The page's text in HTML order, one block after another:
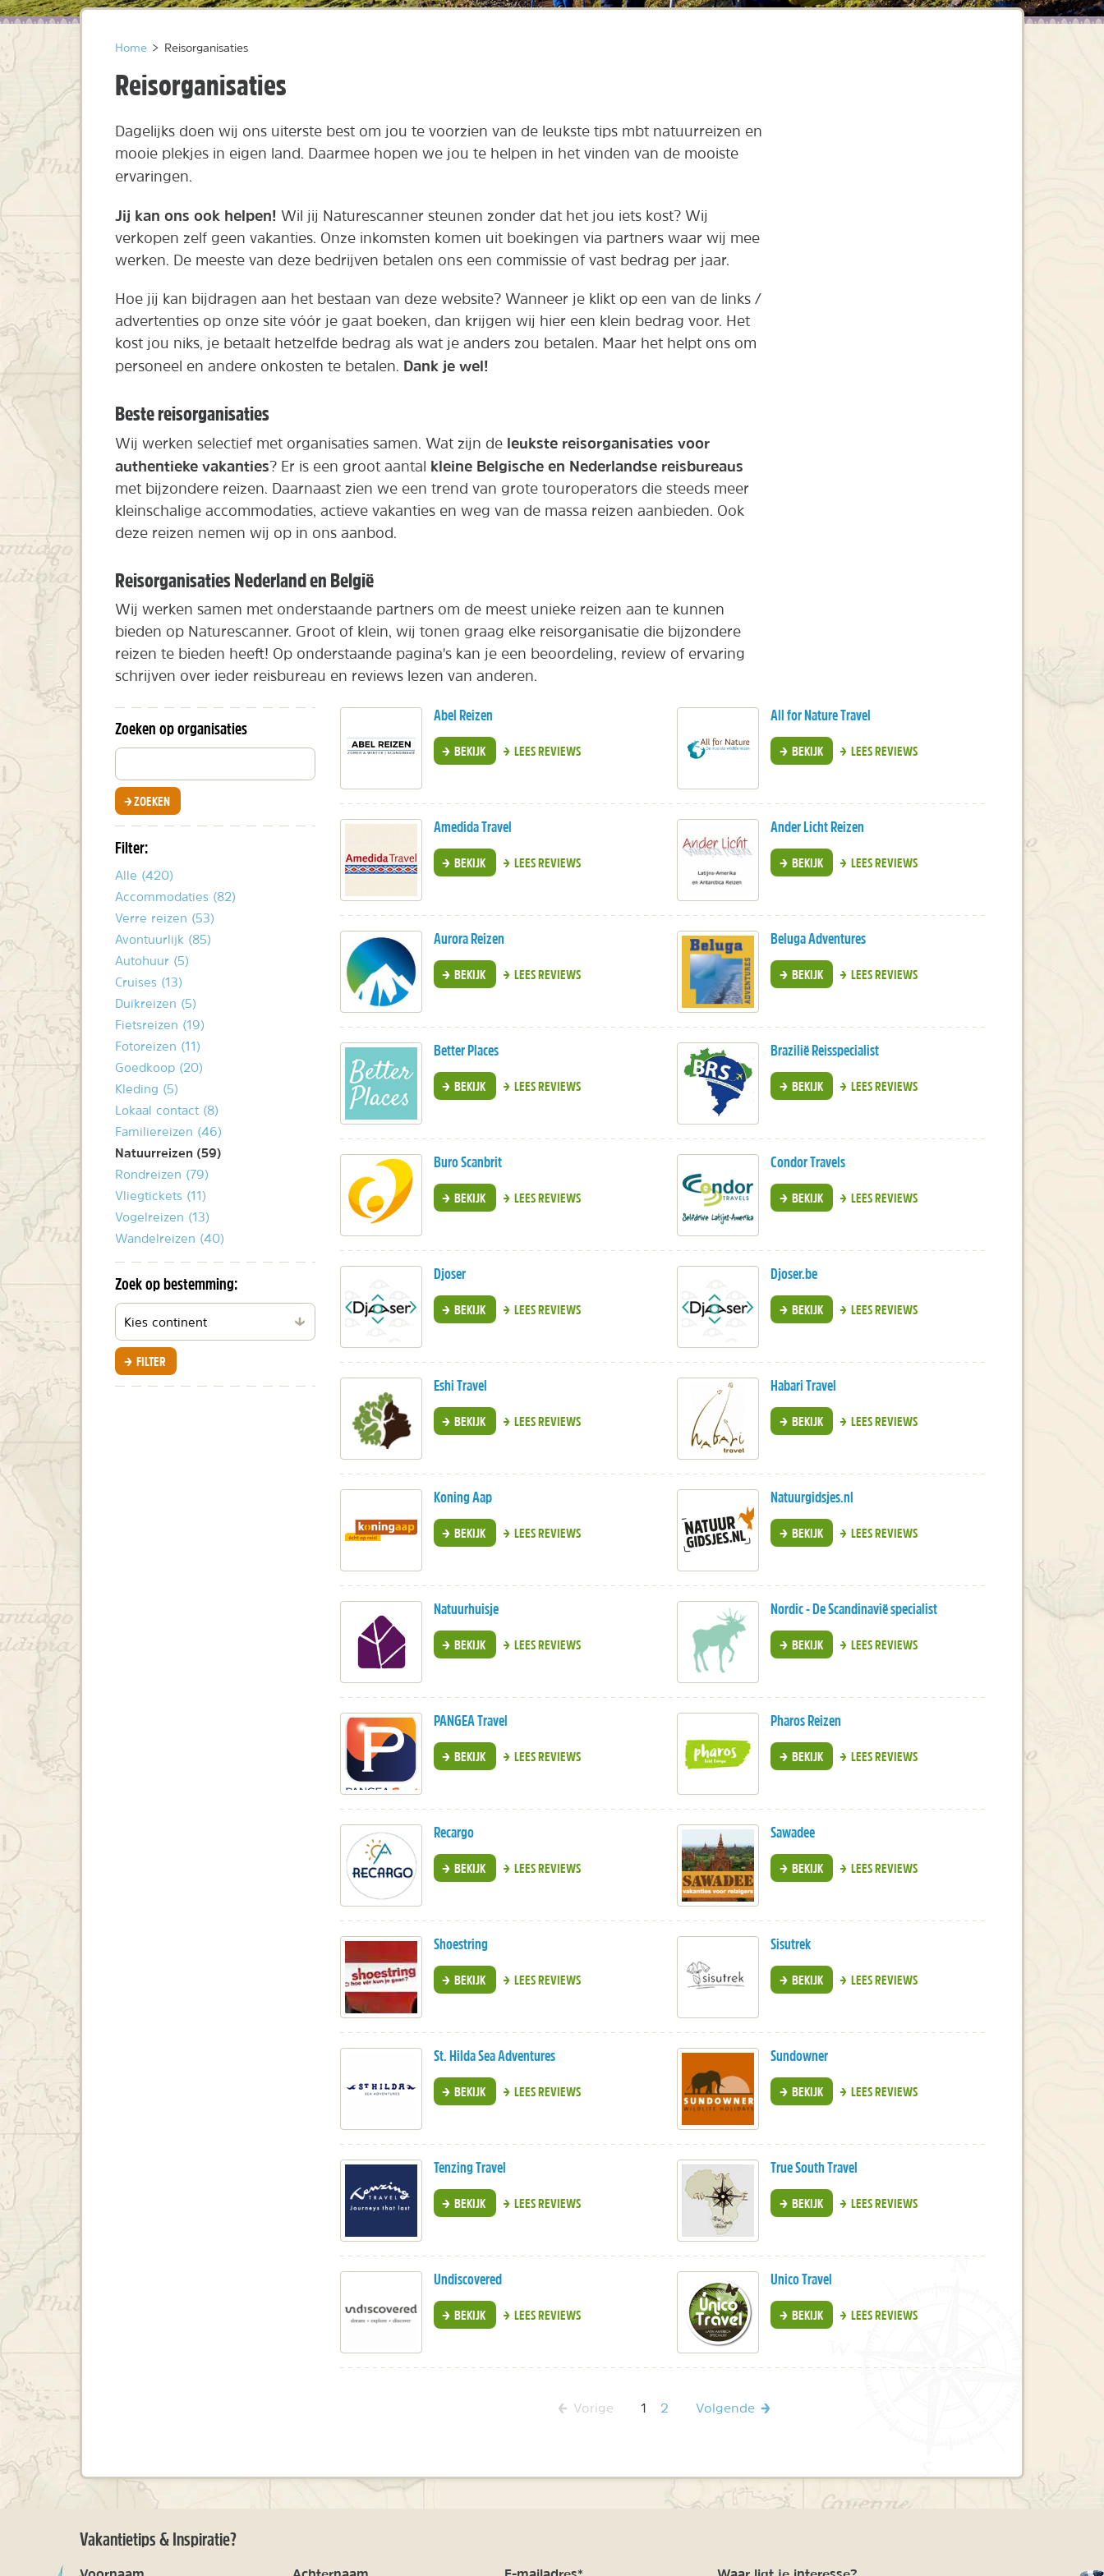
Home > Reisorganisaties
Reisorganisaties
Dagelijks doen wij ons uiterste best om jou te voorzien van de leukste tips mbt natuurreizen en
mooie plekjes in eigen land. Daarmee hopen we jou te helpen in het vinden van de mooiste
ervaringen.
Jij kan ons ook helpen! Wil jij Naturescanner steunen zonder dat het jou iets kost? Wij
verkopen zelf geen vakanties. Onze inkomsten komen uit boekingen via partners waar wij mee
werken. De meeste van deze bedrijven betalen ons een commissie of vast bedrag per jaar.
Hoe jij kan bijdragen aan het bestaan van deze website? Wanneer je klikt op een van de links /
advertenties op onze site vóór je gaat boeken, dan krijgen wij hier een klein bedrag voor. Het
kost jou niks, je betaalt hetzelfde bedrag als wat je anders zou betalen. Maar het helpt ons om
personeel en andere onkosten te betalen. Dank je wel!
Beste reisorganisaties
Wij werken selectief met organisaties samen. Wat zijn de leukste reisorganisaties voor
authentieke vakanties? Er is een groot aantal kleine Belgische en Nederlandse reisbureaus
met bijzondere reizen. Daarnaast zien we een trend van grote touroperators die steeds meer
kleinschalige accommodaties, actieve vakanties en weg van de massa reizen aanbieden. Ook
deze reizen nemen wij op in ons aanbod.
Reisorganisaties Nederland en België
Wij werken samen met onderstaande partners om de meest unieke reizen aan te kunnen
bieden op Naturescanner. Groot of klein, wij tonen graag elke reisorganisatie die bijzondere
reizen te bieden heeft! Op onderstaande pagina's kan je een beoordeling, review of ervaring
schrijven over ieder reisbureau en reviews lezen van anderen.
Zoeken op organisaties
Zoeken
op
organisaties
ZOEKENIN ORGANISATIES
Filter:
Alle (420)
Accommodaties (82)
Verre reizen (53)
Avontuurlijk (85)
Autohuur (5)
Cruises (13)
Duikreizen (5)
Fietsreizen (19)
Fotoreizen (11)
Goedkoop (20)
Kleding (5)
Lokaal contact (8)
Familiereizen (46)
Natuurreizen (59)
Rondreizen (79)
Vliegtickets (11)
Vogelreizen (13)
Wandelreizen (40)
Zoek op bestemming:
Filteren
per
continent
FILTER
Abel Reizen
BEKIJK LEES REVIEWS
All for Nature Travel
BEKIJK LEES REVIEWS
Amedida Travel
BEKIJK LEES REVIEWS
Ander Licht Reizen
BEKIJK LEES REVIEWS
Aurora Reizen
BEKIJK LEES REVIEWS
Beluga Adventures
BEKIJK LEES REVIEWS
Better Places
BEKIJK LEES REVIEWS
Brazilië Reisspecialist
BEKIJK LEES REVIEWS
Buro Scanbrit
BEKIJK LEES REVIEWS
Condor Travels
BEKIJK LEES REVIEWS
Djoser
BEKIJK LEES REVIEWS
Djoser.be
BEKIJK LEES REVIEWS
Eshi Travel
BEKIJK LEES REVIEWS
Habari Travel
BEKIJK LEES REVIEWS
Koning Aap
BEKIJK LEES REVIEWS
Natuurgidsjes.nl
BEKIJK LEES REVIEWS
Natuurhuisje
BEKIJK LEES REVIEWS
Nordic - De Scandinavië specialist
BEKIJK LEES REVIEWS
PANGEA Travel
BEKIJK LEES REVIEWS
Pharos Reizen
BEKIJK LEES REVIEWS
Recargo
BEKIJK LEES REVIEWS
Sawadee
BEKIJK LEES REVIEWS
Shoestring
BEKIJK LEES REVIEWS
Sisutrek
BEKIJK LEES REVIEWS
St. Hilda Sea Adventures
BEKIJK LEES REVIEWS
Sundowner
BEKIJK LEES REVIEWS
Tenzing Travel
BEKIJK LEES REVIEWS
True South Travel
BEKIJK LEES REVIEWS
Undiscovered
BEKIJK LEES REVIEWS
Unico Travel
BEKIJK LEES REVIEWS
Vorige 1 2 Volgende
Vakantietips & Inspiratie?